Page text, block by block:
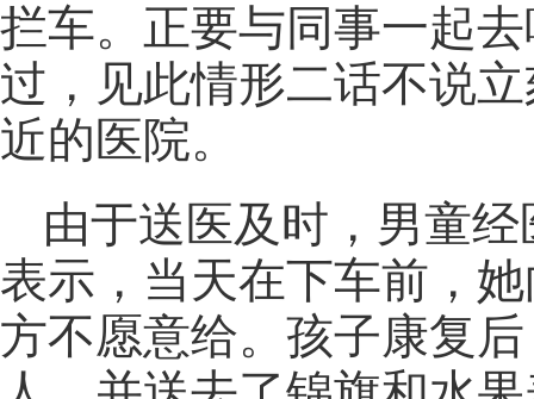
拦车。正要与同事一起
过，见此情形二话不说
近的医院。
由于送医及时，男童
表示，当天在下车前，
方不愿意给。孩子康复